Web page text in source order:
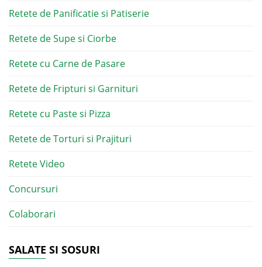
Retete de Panificatie si Patiserie
Retete de Supe si Ciorbe
Retete cu Carne de Pasare
Retete de Fripturi si Garnituri
Retete cu Paste si Pizza
Retete de Torturi si Prajituri
Retete Video
Concursuri
Colaborari
SALATE SI SOSURI